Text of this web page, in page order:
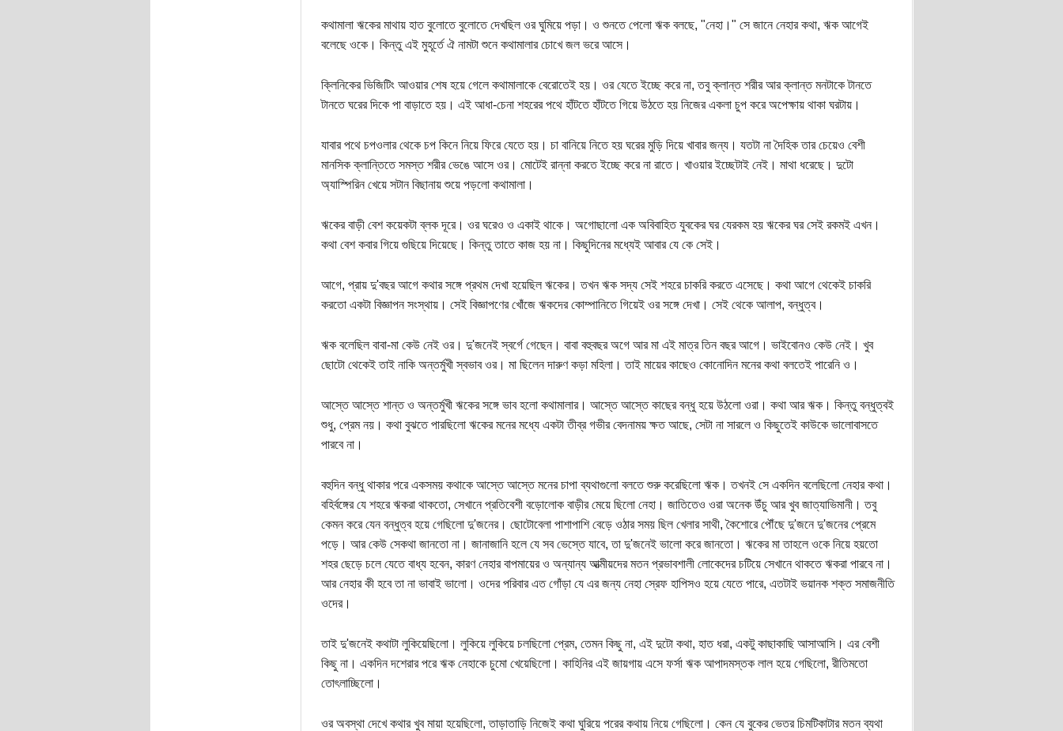
কথামালা ঋকের মাথায় হাত বুলোতে বুলোতে দেখছিল ওর ঘুমিয়ে পড়া। ও শুনতে পেলো ঋক বলছে, "নেহা।" সে জানে নেহার কথা, ঋক আগেই
বলেছে ওকে। কিন্তু এই মুহূর্তে ঐ নামটা শুনে কথামালার চোখে জল ভরে আসে।
ক্লিনিকের ভিজিটিং আওয়ার শেষ হয়ে গেলে কথামালাকে বেরোতেই হয়। ওর যেতে ইচ্ছে করে না, তবু ক্লান্ত শরীর আর ক্লান্ত মনটাকে টানতে
টানতে ঘরের দিকে পা বাড়াতে হয়। এই আধা-চেনা শহরের পথে হাঁটতে হাঁটতে গিয়ে উঠতে হয় নিজের একলা চুপ করে অপেক্ষায় থাকা ঘরটায়।
যাবার পথে চপওলার থেকে চপ কিনে নিয়ে ফিরে যেতে হয়। চা বানিয়ে নিতে হয় ঘরের মুড়ি দিয়ে খাবার জন্য। যতটা না দৈহিক তার চেয়েও বেশী
মানসিক ক্লান্তিতে সমস্ত শরীর ভেঙে আসে ওর। মোটেই রান্না করতে ইচ্ছে করে না রাতে। খাওয়ার ইচ্ছেটাই নেই। মাথা ধরেছে। দুটো
‌অ্যাস্পিরিন খেয়ে সটান বিছানায় শুয়ে পড়লো কথামালা।
ঋকের বাড়ী বেশ কয়েকটা ব্লক দূরে। ওর ঘরেও ও একাই থাকে। অগোছালো এক অবিবাহিত যুবকের ঘর যেরকম হয় ঋকের ঘর সেই রকমই এখন।
কথা বেশ কবার গিয়ে গুছিয়ে দিয়েছে। কিন্তু তাতে কাজ হয় না। কিছুদিনের মধ্যেই আবার যে কে সেই।
আগে, প্রায় দু'বছর আগে কথার সঙ্গে প্রথম দেখা হয়েছিল ঋকের। তখন ঋক সদ্য সেই শহরে চাকরি করতে এসেছে। কথা আগে থেকেই চাকরি
করতো একটা বিজ্ঞাপন সংস্থায়। সেই বিজ্ঞাপণের খোঁজে ঋকদের কোম্পানিতে গিয়েই ওর সঙ্গে দেখা। সেই থেকে আলাপ, বন্ধুত্ব।
ঋক বলেছিল বাবা-মা কেউ নেই ওর। দু'জনেই স্বর্গে গেছেন। বাবা বহুবছর অগে আর মা এই মাত্র তিন বছর আগে। ভাইবোনও কেউ নেই। খুব
ছোটো থেকেই তাই নাকি অন্তর্মুখী স্বভাব ওর। মা ছিলেন দারুণ কড়া মহিলা। তাই মায়ের কাছেও কোনোদিন মনের কথা বলতেই পারেনি ও।
আস্তে আস্তে শান্ত ও অন্তর্মুখী ঋকের সঙ্গে ভাব হলো কথামালার। আস্তে আস্তে কাছের বন্ধু হয়ে উঠলো ওরা। কথা আর ঋক। কিন্তু বন্ধুত্বই
শুধু, প্রেম নয়। কথা বুঝতে পারছিলো ঋকের মনের মধ্যে একটা তীব্র গভীর বেদনাময় ক্ষত আছে, সেটা না সারলে ও কিছুতেই কাউকে ভালোবাসতে
পারবে না।
বহুদিন বন্ধু থাকার পরে একসময় কথাকে আস্তে আস্তে মনের চাপা ব্যথাগুলো বলতে শুরু করেছিলো ঋক। তখনই সে একদিন বলেছিলো নেহার কথা।
বহির্বঙ্গের যে শহরে ঋকরা থাকতো, সেখানে প্রতিবেশী বড়োলোক বাড়ীর মেয়ে ছিলো নেহা। জাতিতেও ওরা অনেক উঁচু আর খুব জাত্যাভিমানী। তবু
কেমন করে যেন বন্ধুত্ব হয়ে গেছিলো দু'জনের। ছোটোবেলা পাশাপাশি বেড়ে ওঠার সময় ছিল খেলার সাথী, কৈশোরে পৌঁছে দু'জনে দু'জনের প্রেমে
পড়ে। আর কেউ সেকথা জানতো না। জানাজানি হলে যে সব ভেস্তে যাবে, তা দু'জনেই ভালো করে জানতো। ঋকের মা তাহলে ওকে নিয়ে হয়তো
শহর ছেড়ে চলে যেতে বাধ্য হবেন, কারণ নেহার বাপমায়ের ও অন্যান্য আত্মীয়দের মতন প্রভাবশালী লোকেদের চটিয়ে সেখানে থাকতে ঋকরা পারবে না।
আর নেহার কী হবে তা না ভাবাই ভালো। ওদের পরিবার এত গোঁড়া যে এর জন্য নেহা স্রেফ হাপিসও হয়ে যেতে পারে, এতটাই ভয়ানক শক্ত সমাজনীতি
ওদের।
তাই দু'জনেই কথাটা লুকিয়েছিলো। লুকিয়ে লুকিয়ে চলছিলো প্রেম, তেমন কিছু না, এই দুটো কথা, হাত ধরা, একটু কাছাকাছি আসাআসি। এর বেশী
কিছু না। একদিন দশেরার পরে ঋক নেহাকে চুমো খেয়েছিলো। কাহিনির এই জায়গায় এসে ফর্সা ঋক আপাদমস্তক লাল হয়ে গেছিলো, রীতিমতো
তোৎলাচ্ছিলো।
ওর অবস্থা দেখে কথার খুব মায়া হয়েছিলো, তাড়াতাড়ি নিজেই কথা ঘুরিয়ে পরের কথায় নিয়ে গেছিলো। কেন যে বুকের ভেতর চিমটিকাটার মতন ব্যথা